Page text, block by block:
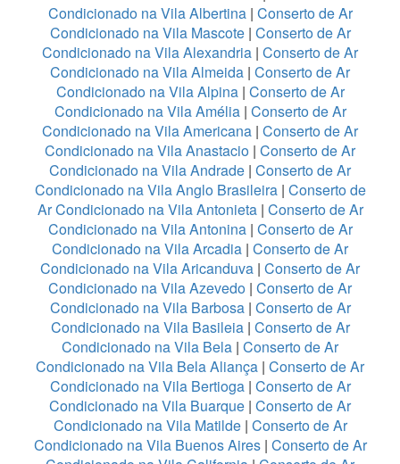
Condicionado na Vila Albertina| Conserto de Ar
Condicionado na Vila Mascote| Conserto de Ar
Condicionado na Vila Alexandria | Conserto de Ar
Condicionado na Vila Almeida | Conserto de Ar
Condicionado na Vila Alpina | Conserto de Ar
Condicionado na Vila Amélia | Conserto de Ar
Condicionado na Vila Americana | Conserto de Ar
Condicionado na Vila Anastacio | Conserto de Ar
Condicionado na Vila Andrade | Conserto de Ar
Condicionado na Vila Anglo Brasileira| Conserto de
Ar Condicionado na Vila Antonieta| Conserto de Ar
Condicionado na Vila Antonina| Conserto de Ar
Condicionado na Vila Arcadia | Conserto de Ar
Condicionado na Vila Aricanduva | Conserto de Ar
Condicionado na Vila Azevedo | Conserto de Ar
Condicionado na Vila Barbosa| Conserto de Ar
Condicionado na Vila Basileia| Conserto de Ar
Condicionado na Vila Bela | Conserto de Ar
Condicionado na Vila Bela Aliança | Conserto de Ar
Condicionado na Vila Bertioga| Conserto de Ar
Condicionado na Vila Buarque | Conserto de Ar
Condicionado na Vila Matilde| Conserto de Ar
Condicionado na Vila Buenos Aires| Conserto de Ar